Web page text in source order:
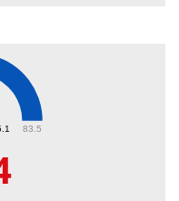
83.5